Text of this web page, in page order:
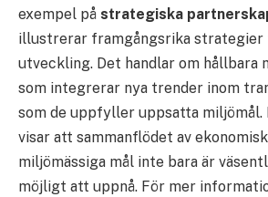
exempel på strategiska
illustrerar framgångsrika strategier
utveckling. Det handlar om
som integrerar nya trender inom
som de uppfyller uppsatta miljömål.
visar att sammanflödet av
miljömässiga mål inte bara är
möjligt att uppnå. För mer